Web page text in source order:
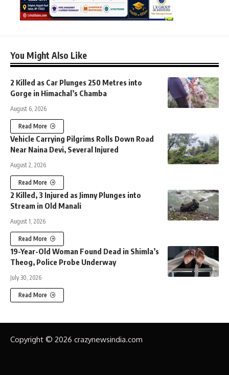
You Might Also Like
2 Killed as Car Plunges 250 Metres into
Gorge in Himachal’s Chamba
August 6, 2026
Read More
Vehicle Carrying Pilgrims Rolls Down Road
Near Naina Devi, Several Injured
August 2, 2026
Read More
2 Killed, 3 Injured as Jimny Plunges into
Stream in Old Manali
August 1, 2026
Read More
19-Year-Old Woman Found Dead in Shimla’s
Theog, Police Probe Underway
July 30, 2026
Read More
Copyright © 2026 crazynewsindia.com